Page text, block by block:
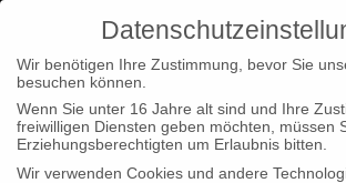
Home Typ|News Typ|Filmnews
SwissLeaks“ nominiert für SmartFIPA
Wir benötigen Ihre Zustimmung, bevor Sie
besuchen können.
Wenn Sie unter 16 Jahre alt sind und Ihre
freiwilligen Diensten geben möchten, müssen
Erziehungsberechtigten um Erlaubnis bitten.
Wir verwenden Cookies und andere